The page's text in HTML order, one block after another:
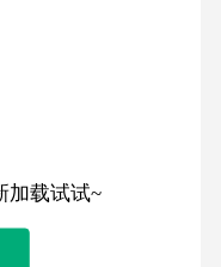
加载试试~